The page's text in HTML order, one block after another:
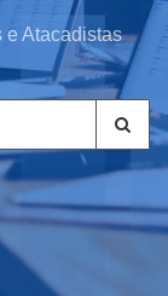
e Atacadistas